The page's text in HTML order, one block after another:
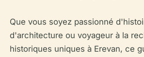
Que vous soyez passionné
d'architecture ou voyageur à la
historiques uniques à Erevan, ce